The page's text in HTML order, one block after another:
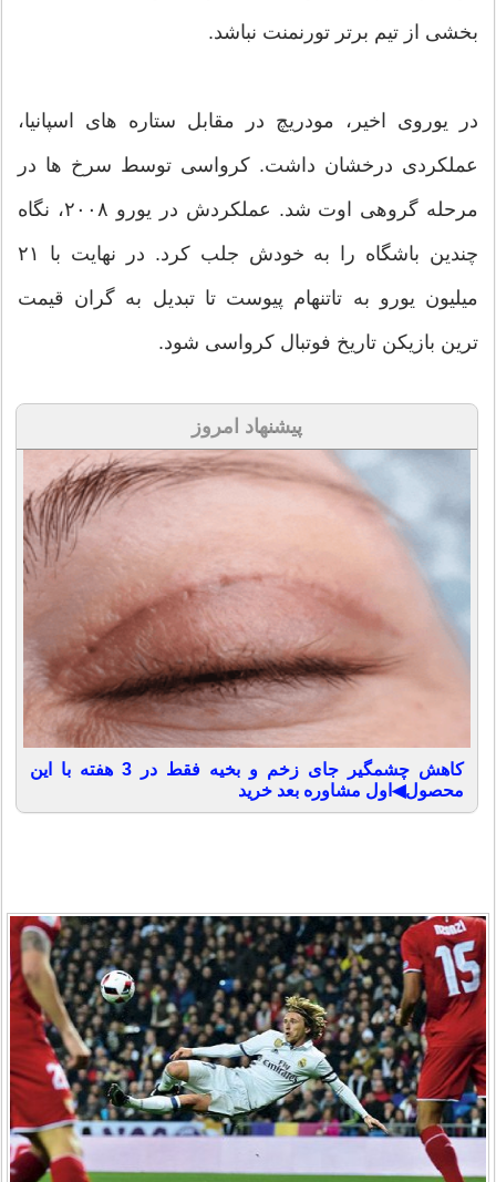
بخشی از تیم برتر تورنمنت نباشد.
در یوروی اخیر، مودریچ در مقابل ستاره های اسپانیا،
عملکردی درخشان داشت. کرواسی توسط سرخ ها در
مرحله گروهی اوت شد. عملکردش در یورو ۲۰۰۸، نگاه
چندین باشگاه را به خودش جلب کرد. در نهایت با ۲۱
میلیون یورو به تاتنهام پیوست تا تبدیل به گران قیمت
ترین بازیکن تاریخ فوتبال کرواسی شود.
پیشنهاد امروز
کاهش چشمگیر جای زخم و بخیه فقط در 3 هفته با این
محصول◀اول مشاوره بعد خرید